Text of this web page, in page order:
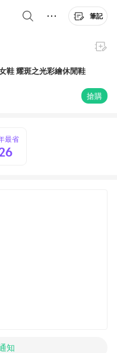
筆記
鞋 耀斑之光彩繪休閒鞋
搶購
最省
知